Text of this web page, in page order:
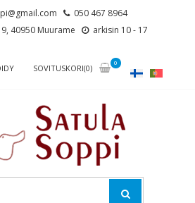
050 467 8964
40950 Muurame
arkisin 10 - 17
SOVITUSKORI(0)
0